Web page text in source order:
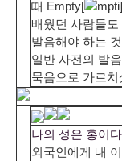
때 Empty[
배웠던 사람들
발음해야 하는
일반 사전의 발
묵음으로 가르
나의 성은 홍이
외국인에게 내